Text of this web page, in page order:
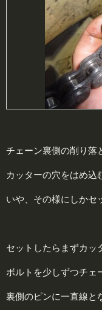
チェーン裏側の削り落
カッターの穴をはめ込
いや、その様にしかセ
セットしたらまずカッ
ボルトを少しずつチェ
裏側のピンに一直線と